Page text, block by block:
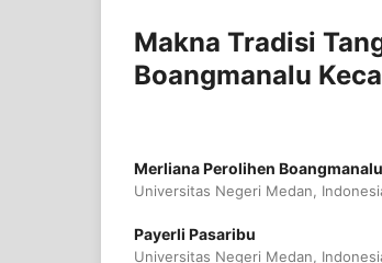
Makna Tradisi
Boangmanalu
Merliana Perolihen Boangmanalu
Universitas Negeri Medan,
Payerli Pasaribu
Universitas Negeri Medan,